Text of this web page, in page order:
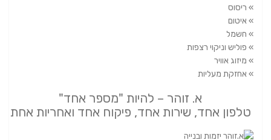
» ריסוס
» איטום
» חשמל
» פוליש וניקוי רצפות
» מיזוג אוויר
» אחזקת מעליות
א. זוהר – להיות "מספר אחד"
טלפון אחד, שירות אחד, פיקוח אחד ואחריות אחת